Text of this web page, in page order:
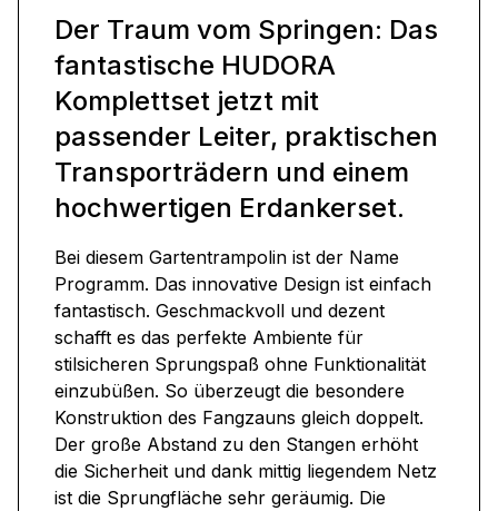
Der Traum vom Springen: Das
fantastische HUDORA
Komplettset jetzt mit
passender Leiter, praktischen
Transporträdern und einem
hochwertigen Erdankerset.
Bei diesem Gartentrampolin ist der Name
Programm. Das innovative Design ist einfach
fantastisch. Geschmackvoll und dezent
schafft es das perfekte Ambiente für
stilsicheren Sprungspaß ohne Funktionalität
einzubüßen. So überzeugt die besondere
Konstruktion des Fangzauns gleich doppelt.
Der große Abstand zu den Stangen erhöht
die Sicherheit und dank mittig liegendem Netz
ist die Sprungfläche sehr geräumig. Die